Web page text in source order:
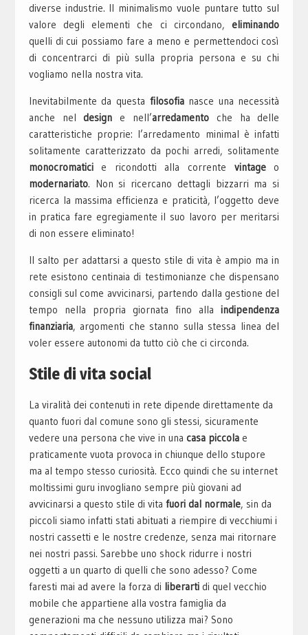
diverse industrie. Il minimalismo vuole puntare tutto sul
valore degli elementi che ci circondano, eliminando
quelli di cui possiamo fare a meno e permettendoci così
di concentrarci di più sulla propria persona e su chi
vogliamo nella nostra vita.
Inevitabilmente da questa filosofianasce una necessità
anche neldesign e nell’arredamentoche ha delle
caratteristiche proprie: l’arredamento minimal è infatti
solitamente caratterizzato da pochi arredi, solitamente
monocromaticie ricondotti alla corrente vintageo
modernariato. Non si ricercano dettagli bizzarri ma si
ricerca la massima efficienza e praticità, l’oggetto deve
in pratica fare egregiamente il suo lavoro per meritarsi
di non essere eliminato!
Il salto per adattarsi a questo stile di vita è ampio ma in
rete esistono centinaia di testimonianze che dispensano
consigli sul come avvicinarsi, partendo dalla gestione del
tempo nella propria giornata fino allaindipendenza
finanziaria, argomenti che stanno sulla stessa linea del
voler essere autonomi da tutto ciò che ci circonda.
Stile di vita social
La viralità dei contenuti in rete dipende direttamente da
quanto fuori dal comune sono gli stessi, sicuramente
vedere una persona che vive in una casa piccolae
praticamente vuota provoca in chiunque dello stupore
ma al tempo stesso curiosità. Ecco quindi che su internet
moltissimi guru invogliano sempre più giovani ad
avvicinarsi a questo stile di vita fuori dal normale, sin da
piccoli siamo infatti stati abituati a riempire di vecchiumi i
nostri cassetti e le nostre credenze, senza mai ritornare
nei nostri passi. Sarebbe uno shock ridurre i nostri
oggetti a un quarto di quelli che sono adesso? Come
faresti mai ad avere la forza di liberartidi quel vecchio
mobile che appartiene alla vostra famiglia da
generazioni ma che nessuno utilizza mai? Sono